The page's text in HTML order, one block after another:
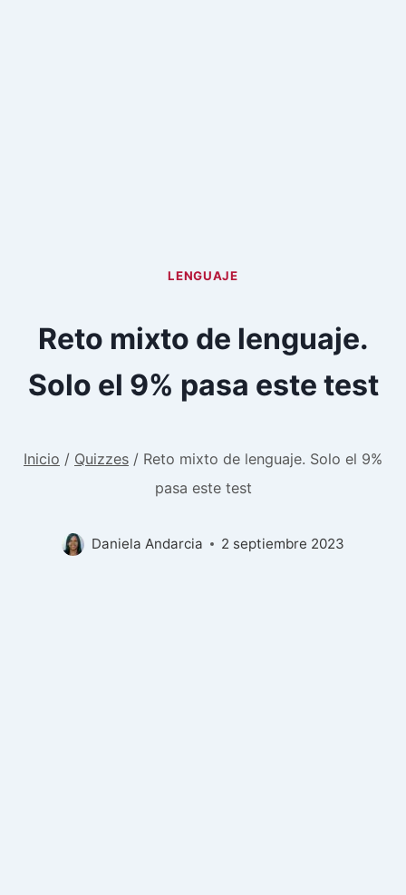
LENGUAJE
Reto mixto de lenguaje.
Solo el 9% pasa este test
Inicio / Quizzes / Reto mixto de lenguaje. Solo el 9%
pasa este test
Daniela Andarcia 2 septiembre 2023